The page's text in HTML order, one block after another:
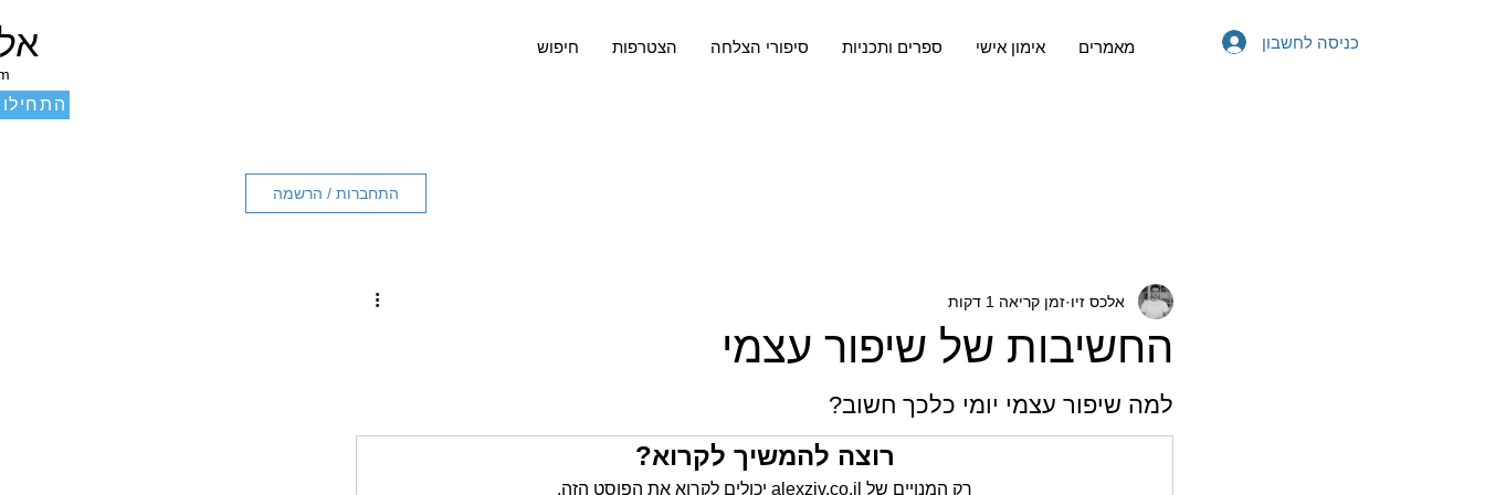
חיפוש הצטרפות סיפורי הצלחה ספרים ותכניות אימון אישי מאמרים כניסה לחשבון
התחילו
התחברות / הרשמה
החשיבות של שיפור עצמי
אלכס זיו זמן קריאה 1 דקות
למה שיפור עצמי יומי כלכך חשוב?
רוצה להמשיך לקרוא?
רק המנויים של alexziv.co.il יכולים לקרוא את הפוסט הזה.